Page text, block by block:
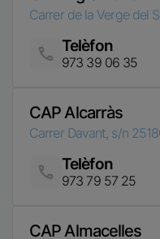
CAP Alcarràs
Carrer Davant, s/n
ImatgeTelèfon
CAP Almacelles
Carrer Melcior de
ImatgeTelèfon